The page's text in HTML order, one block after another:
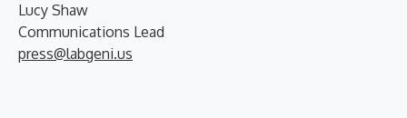
Lucy Shaw
Communications Lead
press@labgeni.us